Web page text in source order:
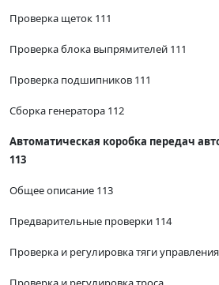
Проверка щеток 111
Проверка блока выпрямителей 111
Проверка подшипников 111
Сборка генератора 112
Автоматическая коробка передач
113
Общее описание 113
Предварительные проверки 114
Проверка и регулировка тяги